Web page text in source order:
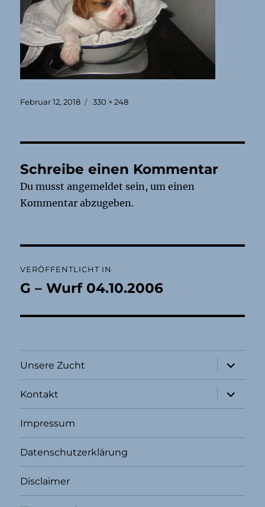
Veröffentlicht
Februar 12, 2018 Originalgröße
330 × 248
Schreibe einen Kommentar
Du musstangemeldet sein, um einen
Kommentar abzugeben.
VERÖFFENTLICHT IN
G – Wurf 04.10.2006
Unsere Zucht
öffnen
Kontakt
öffnen
Impressum
Datenschutzerklärung
Disclaimer